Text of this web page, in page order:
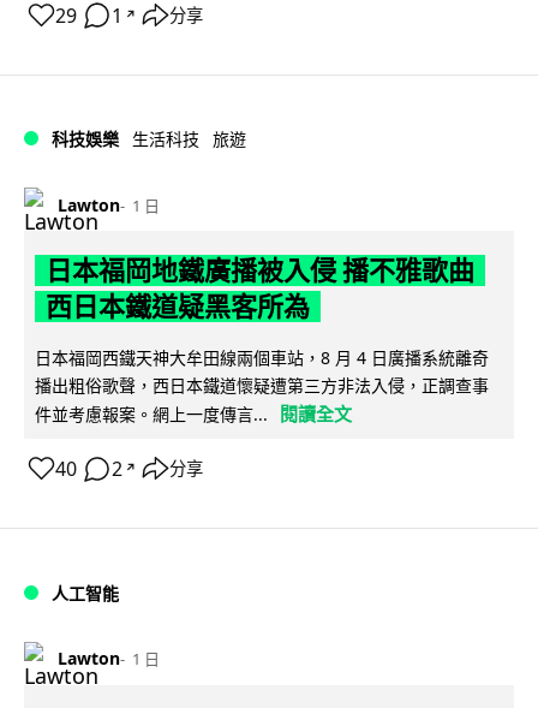
29 1 ↗ 分享
科技娛樂 生活科技 旅遊
Lawton 1 日
日本福岡地鐵廣播被入侵 播不雅歌曲
西日本鐵道疑黑客所為
日本福岡西鐵天神大牟田線兩個車站，8 月 4 日廣播系統離奇
播出粗俗歌聲，西日本鐵道懷疑遭第三方非法入侵，正調查事
件並考慮報案。網上一度傳言...
閱讀全文
40 2 ↗ 分享
人工智能
Lawton 1 日